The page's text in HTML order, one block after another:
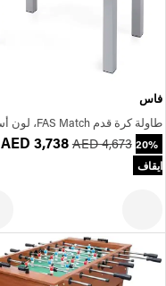
فاس
طاولة كرة قدم FAS Match، لون أسود
AED 3,738 AED 4,673 20%
ايقاف